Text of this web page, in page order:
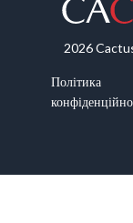
2026
Політика